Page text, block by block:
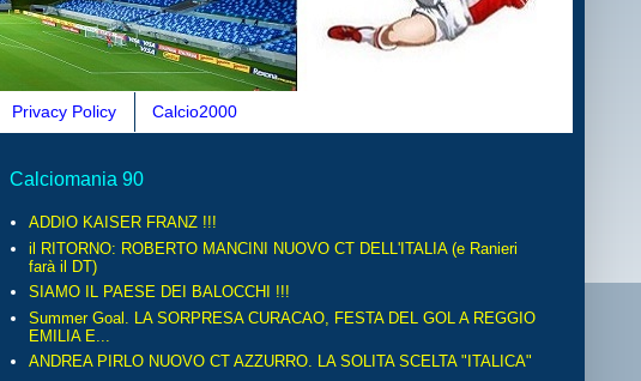
Privacy Policy Calcio2000
Calciomania 90
ADDIO KAISER FRANZ !!!
il RITORNO: ROBERTO MANCINI NUOVO CT DELL'ITALIA (e Ranieri
farà il DT)
SIAMO IL PAESE DEI BALOCCHI !!!
Summer Goal. LA SORPRESA CURACAO, FESTA DEL GOL A REGGIO
EMILIA E...
ANDREA PIRLO NUOVO CT AZZURRO. LA SOLITA SCELTA "ITALICA"